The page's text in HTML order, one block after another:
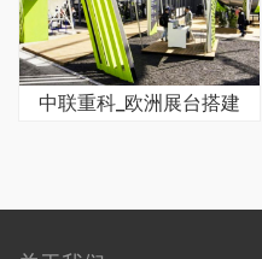
中联重科_欧洲展台搭建